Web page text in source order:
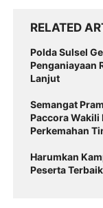
RELATED
Polda Sulsel
Penganiayaan
Lanjut
Semangat
Paccora
Perkemahan
Harumkan
Peserta